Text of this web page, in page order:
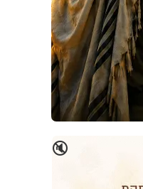
🔇